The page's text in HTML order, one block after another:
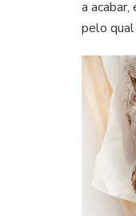
a
pelo qual